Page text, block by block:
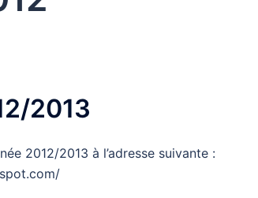
2013
2012/2013 à l’adresse suivante :